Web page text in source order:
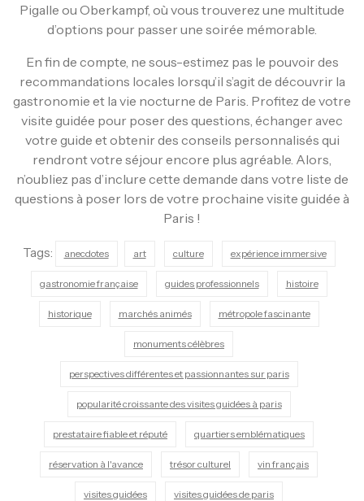
Pigalle ou Oberkampf, où vous trouverez une multitude
d’options pour passer une soirée mémorable.
En fin de compte, ne sous-estimez pas le pouvoir des
recommandations locales lorsqu’il s’agit de découvrir la
gastronomie et la vie nocturne de Paris. Profitez de votre
visite guidée pour poser des questions, échanger avec
votre guide et obtenir des conseils personnalisés qui
rendront votre séjour encore plus agréable. Alors,
n’oubliez pas d’inclure cette demande dans votre liste de
questions à poser lors de votre prochaine visite guidée à
Paris !
Tags: anecdotes art culture expérience immersive
gastronomie française guides professionnels histoire
historique marchés animés métropole fascinante
monuments célèbres
perspectives différentes et passionnantes sur paris
popularité croissante des visites guidées à paris
prestataire fiable et réputé quartiers emblématiques
réservation à l'avance trésor culturel vin français
visites guidées visites guidées de paris